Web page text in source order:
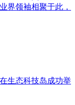
界领袖相聚于此，
生态科技岛成功举